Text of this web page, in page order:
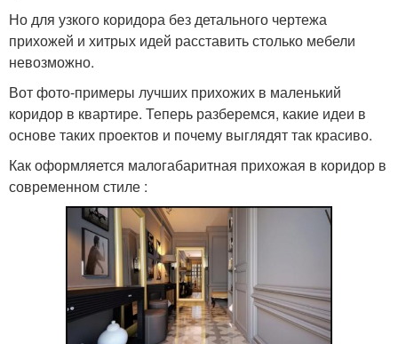
Но для узкого коридора без детального чертежа
прихожей и хитрых идей расставить столько мебели
невозможно.
Вот фото-примеры лучших прихожих в маленький
коридор в квартире. Теперь разберемся, какие идеи в
основе таких проектов и почему выглядят так красиво.
Как оформляется малогабаритная прихожая в коридор в
современном стиле :